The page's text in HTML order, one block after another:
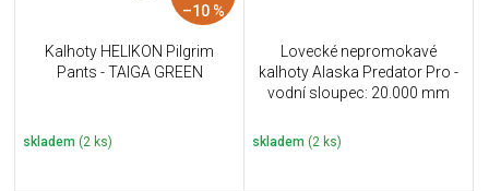
–10 %
Kalhoty HELIKON Pilgrim
Pants - TAIGA GREEN
skladem (2 ks)
Lovecké nepromokavé
kalhoty Alaska Predator Pro -
vodní sloupec: 20.000 mm
skladem (2 ks)